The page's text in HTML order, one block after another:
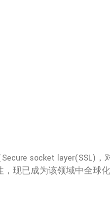
socket layer(SSL)，
现已成为该领域中全球